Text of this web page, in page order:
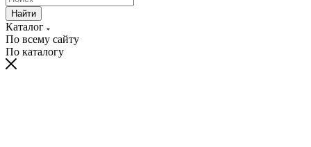
Найти
Каталог
По всему сайту
По каталогу